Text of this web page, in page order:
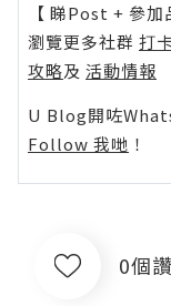
【 睇Post + 參加
瀏覽更多社群 打
攻略及 活動情報
U Blog開咗
Follow 我哋 ！
0個